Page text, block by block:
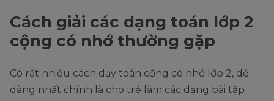
Cách giải các dạng toán lớp 2
cộng có nhớ thường gặp
Có rất nhiều cách dạy toán cộng có nhớ lớp 2, dễ
dàng nhất chính là cho trẻ làm các dạng bài tập